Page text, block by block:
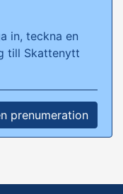
in, teckna en
till Skattenytt
prenumeration